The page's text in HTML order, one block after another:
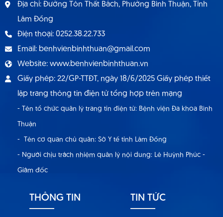
Địa chỉ: Đường Tôn Thất Bách, Phường Bình Thuận, Tỉnh
Lâm Đồng
Điện thoại: 0252.38.22.733
Email: benhvienbinhthuan@gmail.com
Website: www.benhvienbinhthuan.vn
Giấy phép: 22/GP-TTĐT, ngày 18/6/2025 Giấy phép thiết
lập trang thông tin điện tử tổng hợp trên mạng
- Tên tổ chức quản lý trang tin điện tử: Bệnh viện Đa khoa Bình
Thuận
- Tên cơ quan chủ quản: Sở Y tế tỉnh Lâm Đồng
- Người chịu trách nhiệm quản lý nội dung: Lê Huỳnh Phúc -
Giám đốc
THÔNG TIN TIN TỨC